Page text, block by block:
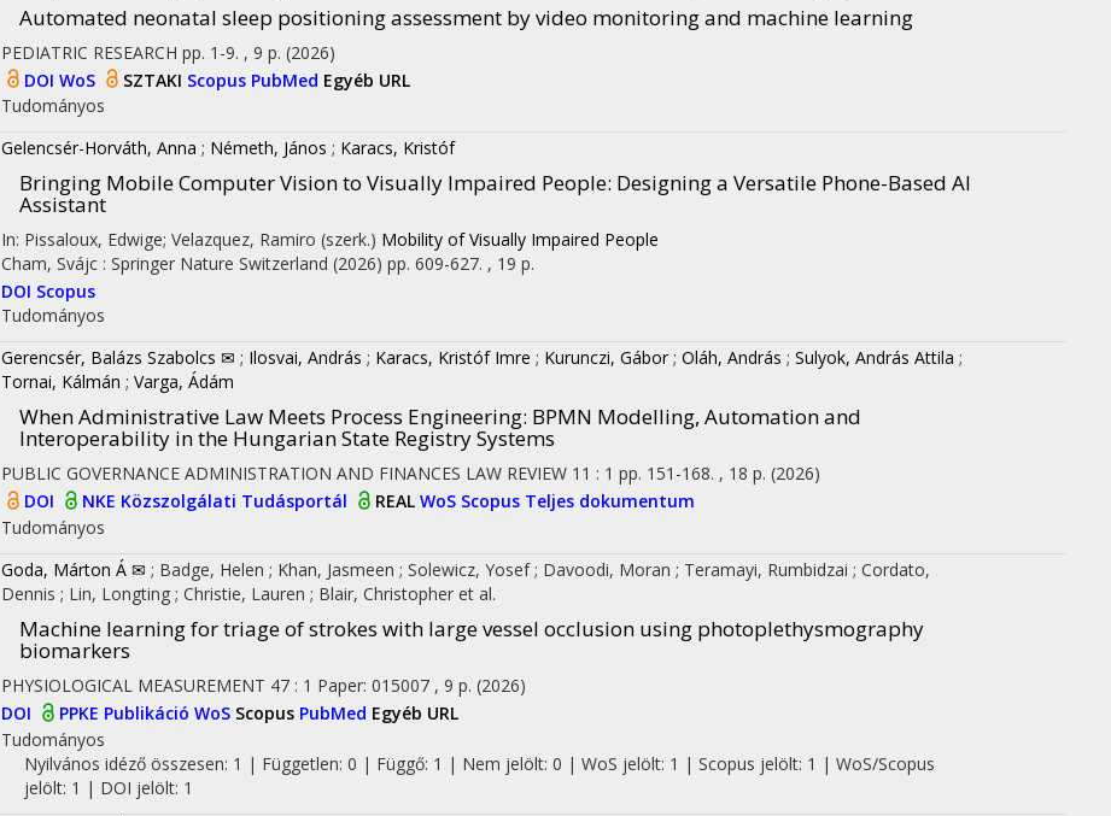
Automated neonatal sleep positioning assessment by video monitoring and machine learning
PEDIATRIC RESEARCH pp. 1-9. , 9 p. (2026)
DOI WoS SZTAKI Scopus PubMed Egyéb URL
Tudományos
Gelencsér-Horváth, Anna ; Németh, János ; Karacs, Kristóf
Bringing Mobile Computer Vision to Visually Impaired People: Designing a Versatile Phone-Based AI
Assistant
In: Pissaloux, Edwige; Velazquez, Ramiro (szerk.) Mobility of Visually Impaired People
Cham, Svájc : Springer Nature Switzerland (2026) pp. 609-627. , 19 p.
DOI Scopus
Tudományos
Gerencsér, Balázs Szabolcs ✉ ; Ilosvai, András ; Karacs, Kristóf Imre ; Kurunczi, Gábor ; Oláh, András ; Sulyok, András Attila ;
Tornai, Kálmán ; Varga, Ádám
When Administrative Law Meets Process Engineering: BPMN Modelling, Automation and
Interoperability in the Hungarian State Registry Systems
PUBLIC GOVERNANCE ADMINISTRATION AND FINANCES LAW REVIEW 11 : 1 pp. 151-168. , 18 p. (2026)
DOI
NKE Közszolgálati Tudásportál REAL WoS Scopus Teljes dokumentum
Tudományos
Goda, Márton Á ✉ ; Badge, Helen ; Khan, Jasmeen ; Solewicz, Yosef; Davoodi, Moran ; Teramayi, Rumbidzai ; Cordato,
Dennis ; Lin, Longting ; Christie, Lauren ; Blair, Christopher et al.
Machine learning for triage of strokes with large vessel occlusion using photoplethysmography
biomarkers
PHYSIOLOGICAL MEASUREMENT 47 : 1 Paper: 015007 , 9 p. (2026)
DOI
PPKE Publikáció WoS Scopus PubMed Egyéb URL
Tudományos
Nyilvános idéző összesen: 1 | Független: 0 | Függő: 1 | Nem jelölt: 0 | WoS jelölt: 1 | Scopus jelölt: 1 | WoS/Scopus
jelölt: 1 | DOI jelölt: 1